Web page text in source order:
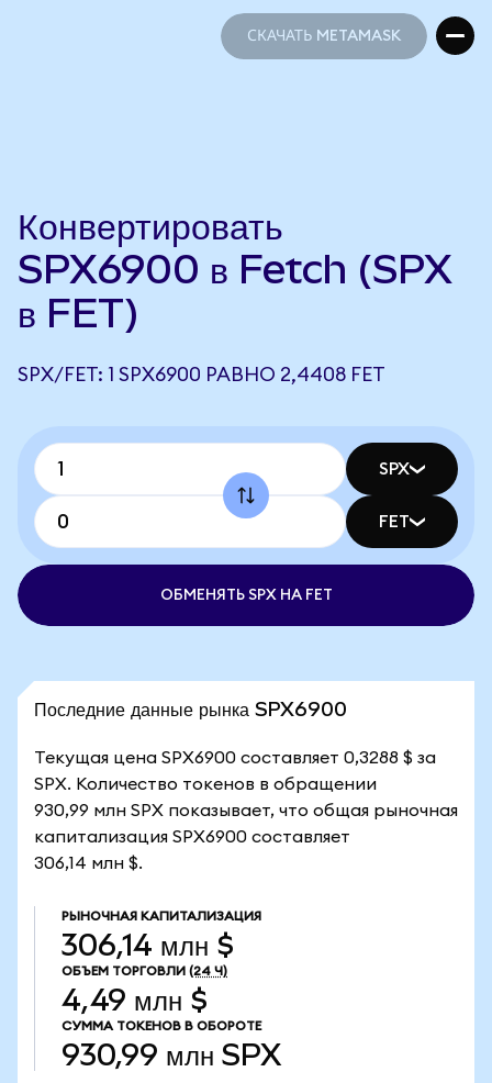
СКАЧАТЬ METAMASK
Конвертировать
SPX6900 в Fetch (SPX
в FET)
SPX/FET: 1 SPX6900 РАВНО 2,4408 FET
SPX
FET
ОБМЕНЯТЬ SPX НА FET
Последние данные рынка SPX6900
Текущая цена SPX6900 составляет 0,3288 $ за
SPX. Количество токенов в обращении
930,99 млн SPX показывает, что общая рыночная
капитализация SPX6900 составляет
306,14 млн $.
РЫНОЧНАЯ КАПИТАЛИЗАЦИЯ
306,14 млн $
ОБЪЕМ ТОРГОВЛИ (24 Ч)
4,49 млн $
СУММА ТОКЕНОВ В ОБОРОТЕ
930,99 млн SPX